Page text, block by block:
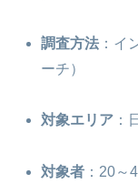
調査方法 ：イ
ーチ）
対象エリア ：
対象者 ：20～